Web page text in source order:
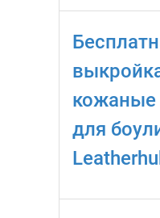
кожаные
для